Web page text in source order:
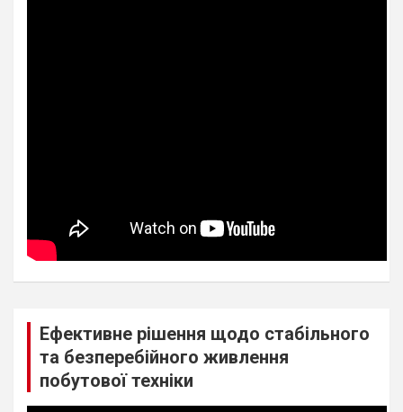
Ефективне рішення щодо стабільного
та безперебійного живлення
побутової техніки